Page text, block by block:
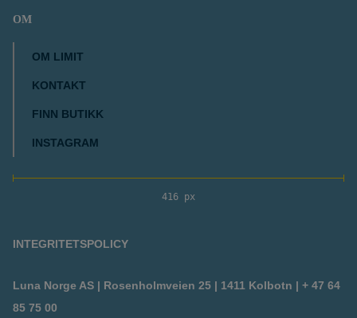
OM
OM LIMIT
KONTAKT
FINN BUTIKK
INSTAGRAM
416 px
INTEGRITETSPOLICY
Luna Norge AS | Rosenholmveien 25 | 1411 Kolbotn | + 47 64
85 75 00